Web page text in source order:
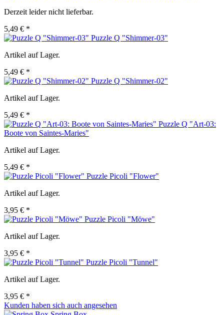
Derzeit leider nicht lieferbar.
5,49 € *
Puzzle Q "Shimmer-03"
Artikel auf Lager.
5,49 € *
Puzzle Q "Shimmer-02"
Artikel auf Lager.
5,49 € *
Puzzle Q "Art-03:
Boote von Saintes-Maries"
Artikel auf Lager.
5,49 € *
Puzzle Picoli "Flower"
Artikel auf Lager.
3,95 € *
Puzzle Picoli "Möwe"
Artikel auf Lager.
3,95 € *
Puzzle Picoli "Tunnel"
Artikel auf Lager.
3,95 € *
Kunden haben sich auch angesehen